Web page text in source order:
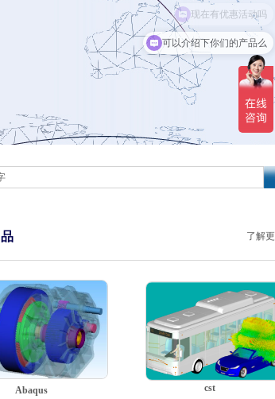
了解
cst
Abaqus
可以介绍下你们的产品么
现在有优惠活动吗